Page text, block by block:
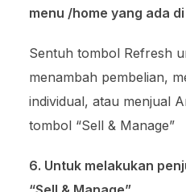
menu /home yang ada
Sentuh tombol Refresh
menambah pembelian,
individual, atau menjual
tombol “Sell & Manage”
6. Untuk melakukan